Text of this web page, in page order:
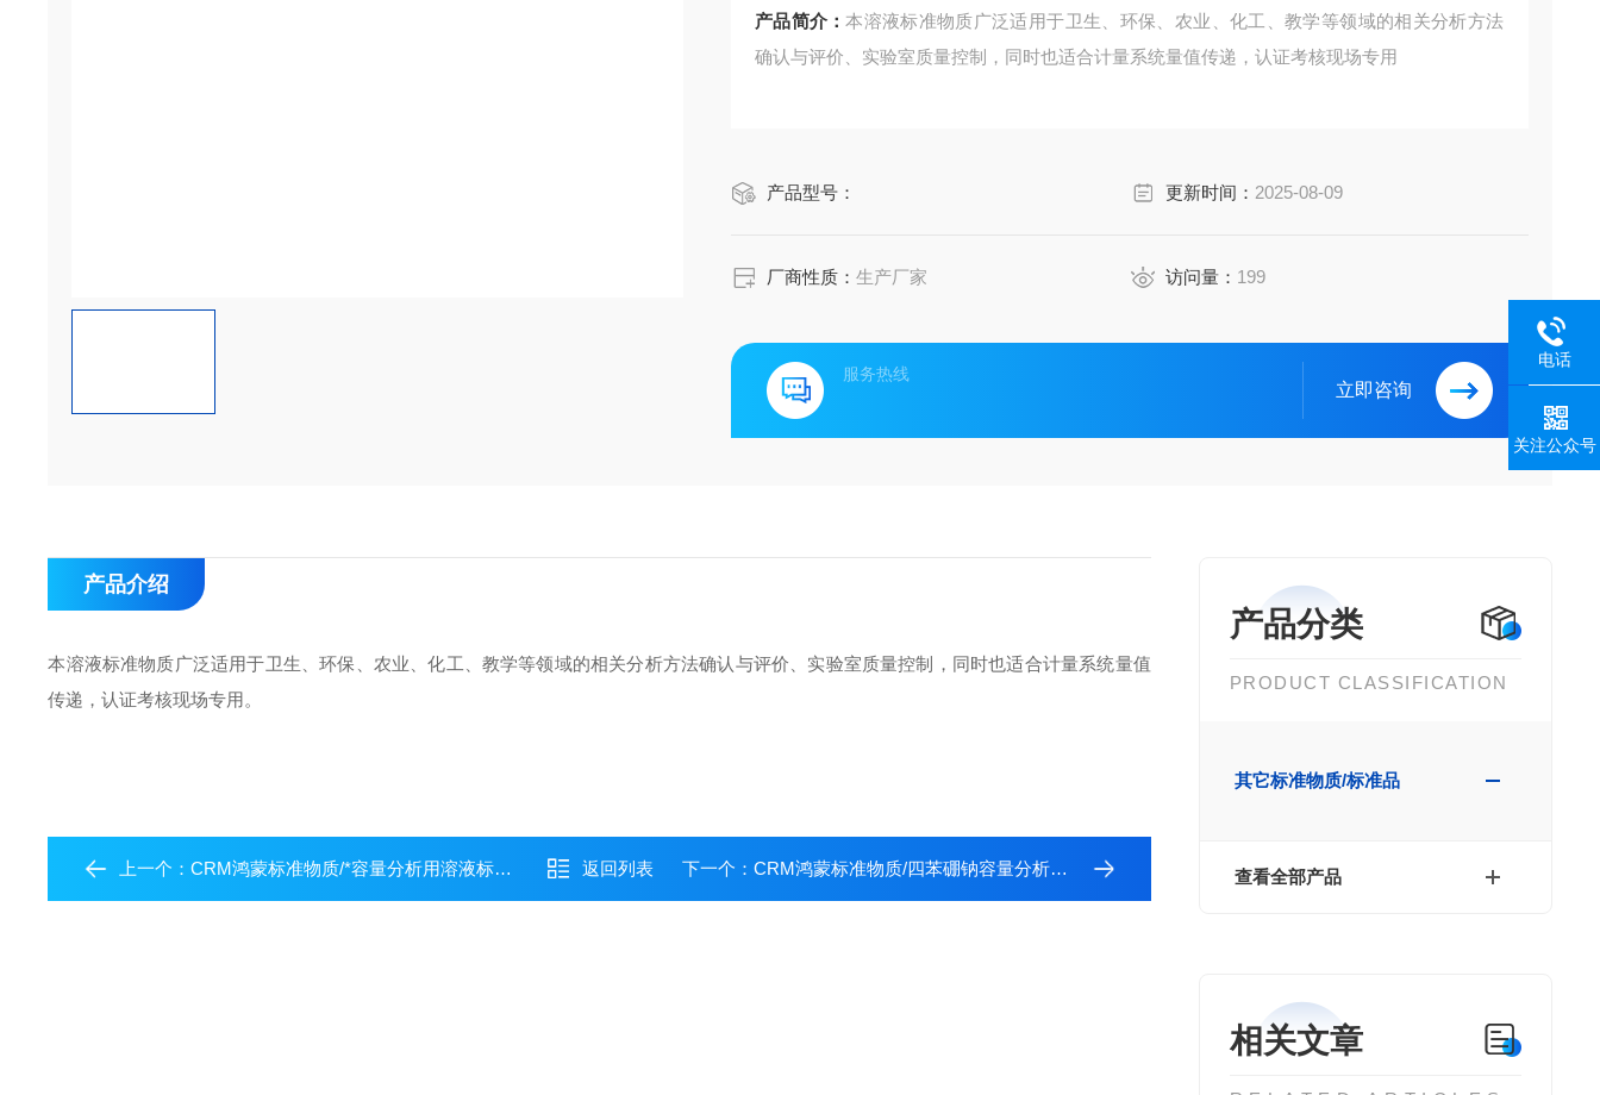
产品简介：本溶液标准物质广泛适用于卫生、环保、农业、化工、教学等领域的相关分析方法
确认与评价、实验室质量控制，同时也适合计量系统量值传递，认证考核现场专用
产品型号： 更新时间： 2025-08-09
厂商性质：生产厂家 访问量： 199
服务热线
立即咨询
产品分类
PRODUCT CLASSIFICATION
其它标准物质/标准品
查看全部产品
相关文章
产品介绍
本溶液标准物质广泛适用于卫生、环保、农业、化工、教学等领域的相关分析方法确认与评价、实验室质量控制，同时也适合计量系统量值
传递，认证考核现场专用。
上一个：CRM鸿蒙标准物质/*容量分析用溶液标准物质c(NaOH)：0.5mol/L500mL 返回列表 下一个： CRM鸿蒙标准物质/四苯硼钠容量分析用溶液标准物质c(C24H20BNa)：0.01mol/L500mL
电话
关注公众号